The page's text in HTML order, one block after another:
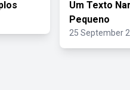
Um Texto
Pequeno
25 September